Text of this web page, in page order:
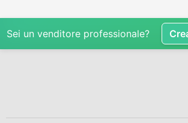
Sei un venditore professionale?